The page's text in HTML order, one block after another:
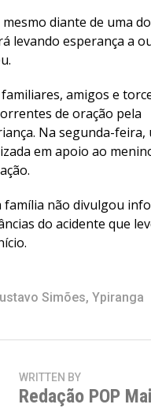
mesmo diante de uma
levando esperança a
amigos e
de oração pela
Na segunda-feira,
em apoio ao
família não divulgou
do acidente que
Simões, Ypiranga
WRITTEN BY
Redação POP